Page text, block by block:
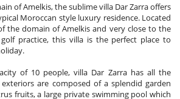
of Amelkis, the sublime villa Dar Zarra offers
Moroccan style luxury residence. Located
the domain of Amelkis and very close to the
practice, this villa is the perfect place to
of 10 people, villa Dar Zarra has all the
are composed of a splendid garden
fruits, a large private swimming pool which